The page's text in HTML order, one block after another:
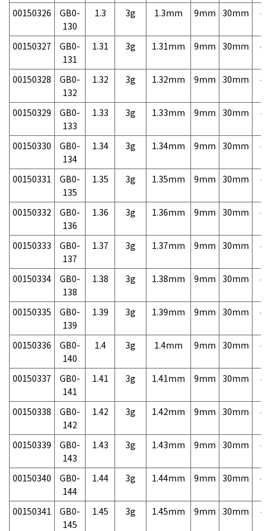
00150326
GB0-
130
1.3 3g 1.3mm 9mm 30mm
00150327
GB0-
131
1.31 3g 1.31mm 9mm 30mm
00150328
GB0-
132
1.32 3g 1.32mm 9mm 30mm
00150329
GB0-
133
1.33 3g 1.33mm 9mm 30mm
00150330
GB0-
134
1.34 3g 1.34mm 9mm 30mm
00150331
GB0-
135
1.35 3g 1.35mm 9mm 30mm
00150332
GB0-
136
1.36 3g 1.36mm 9mm 30mm
00150333
GB0-
137
1.37 3g 1.37mm 9mm 30mm
00150334
GB0-
138
1.38 3g 1.38mm 9mm 30mm
00150335
GB0-
139
1.39 3g 1.39mm 9mm 30mm
00150336
GB0-
140
1.4 3g 1.4mm 9mm 30mm
00150337
GB0-
141
1.41 3g 1.41mm 9mm 30mm
00150338
GB0-
142
1.42 3g 1.42mm 9mm 30mm
00150339
GB0-
143
1.43 3g 1.43mm 9mm 30mm
00150340
GB0-
144
1.44 3g 1.44mm 9mm 30mm
00150341
GB0-
145
1.45 3g 1.45mm 9mm 30mm